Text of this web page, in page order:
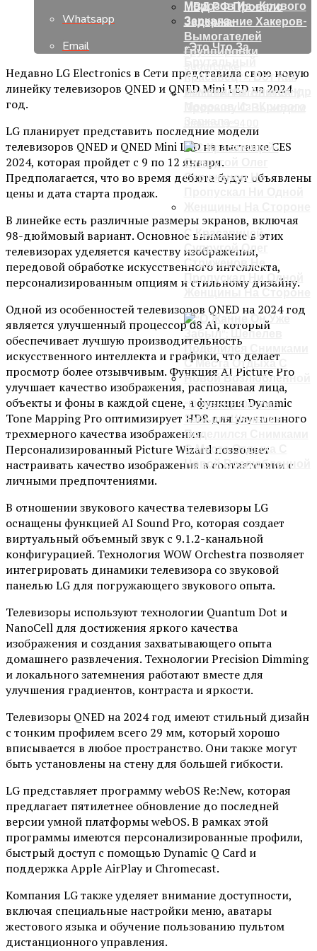
«Это Что За
Красавец?»: Вот Как
Изменился Александр
С Красавицей-
Супругой Олег
Стриженов Не
Пропускал Ни Одной
Женщины На Стороне
“О Жанне Он Уже
Забыл”: Шепелев
Поделился Снимками
С Места Отдыха С
Новой Возлюбленной
МВД РФ Провело
Задержание Хакеров-
Вымогателей
Группировки
MediaTek Готовится К
Whatsapp
Email
Недавно LG Electronics в Сети представила свою новую
линейку телевизоров QNED и QNED Mini LED на 2024
год.
LG планирует представить последние модели
телевизоров QNED и QNED Mini LED на выставке CES
2024, которая пройдет с 9 по 12 января.
Предполагается, что во время дебюта будут объявлены
цены и дата старта продаж.
В линейке есть различные размеры экранов, включая
98-дюймовый вариант. Основное внимание в этих
телевизорах уделяется качеству изображения,
передовой обработке искусственного интеллекта,
персонализированным опциям и стильному дизайну.
Одной из особенностей телевизоров QNED на 2024 год
является улучшенный процессор α8 AI, который
обеспечивает лучшую производительность
искусственного интеллекта и графики, что делает
просмотр более отзывчивым. Функция AI Picture Pro
улучшает качество изображения, распознавая лица,
объекты и фоны в каждой сцене, а функция Dynamic
Tone Mapping Pro оптимизирует HDR для улучшенного
трехмерного качества изображения.
Персонализированный Picture Wizard позволяет
настраивать качество изображения в соответствии с
личными предпочтениями.
В отношении звукового качества телевизоры LG
оснащены функцией AI Sound Pro, которая создает
виртуальный объемный звук с 9.1.2-канальной
конфигурацией. Технология WOW Orchestra позволяет
интегрировать динамики телевизора со звуковой
панелью LG для погружающего звукового опыта.
Телевизоры используют технологии Quantum Dot и
NanoCell для достижения яркого качества
изображения и создания захватывающего опыта
домашнего развлечения. Технологии Precision Dimming
и локального затемнения работают вместе для
улучшения градиентов, контраста и яркости.
Телевизоры QNED на 2024 год имеют стильный дизайн
с тонким профилем всего 29 мм, который хорошо
вписывается в любое пространство. Они также могут
быть установлены на стену для большей гибкости.
LG представляет программу webOS Re:New, которая
предлагает пятилетнее обновление до последней
версии умной платформы webOS. В рамках этой
программы имеются персонализированные профили,
быстрый доступ с помощью Dynamic Q Card и
поддержка Apple AirPlay и Chromecast.
Компания LG также уделяет внимание доступности,
включая специальные настройки меню, аватары
жестового языка и обучение пользованию пультом
дистанционного управления.